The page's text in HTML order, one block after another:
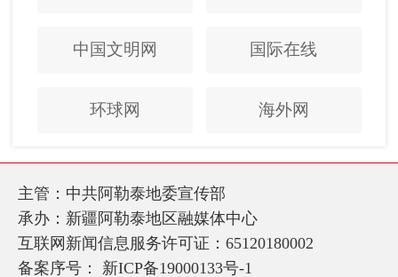
中国文明网 国际在线
环球网 海外网
主管：中共阿勒泰地委宣传部
承办：新疆阿勒泰地区融媒体中心
互联网新闻信息服务许可证：65120180002
备案序号： 新ICP备19000133号-1